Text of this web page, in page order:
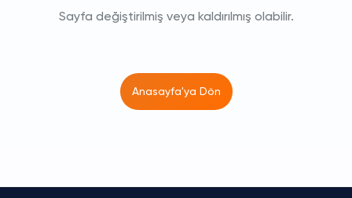
Sayfa değiştirilmiş veya kaldırılmış olabilir.
Anasayfa'ya Dön